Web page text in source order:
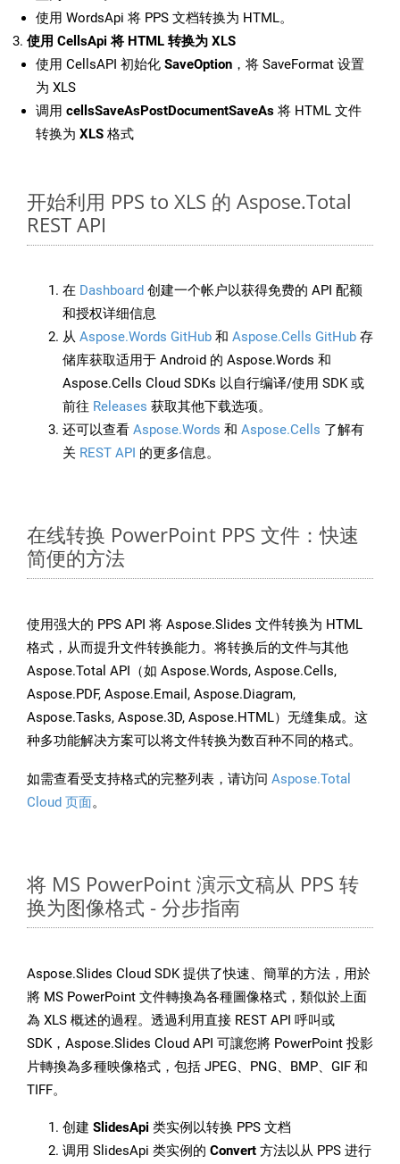
使用 WordsApi 将 PPS 文档转换为 HTML。
使用 CellsApi 将 HTML 转换为 XLS
使用 CellsAPI 初始化 SaveOption ，将 SaveFormat 设置
为 XLS
调用 cellsSaveAsPostDocumentSaveAs 将 HTML 文件
转换为 XLS 格式
开始利用 PPS to XLS 的 Aspose.Total
REST API
在 Dashboard 创建一个帐户以获得免费的 API 配额
和授权详细信息
从 Aspose.Words GitHub 和 Aspose.Cells GitHub 存
储库获取适用于 Android 的 Aspose.Words 和
Aspose.Cells Cloud SDKs 以自行编译/使用 SDK 或
前往 Releases 获取其他下载选项。
还可以查看 Aspose.Words 和 Aspose.Cells 了解有
关 REST API 的更多信息。
在线转换 PowerPoint PPS 文件：快速
简便的方法
使用强大的 PPS API 将 Aspose.Slides 文件转换为 HTML
格式，从而提升文件转换能力。将转换后的文件与其他
Aspose.Total API（如 Aspose.Words, Aspose.Cells,
Aspose.PDF, Aspose.Email, Aspose.Diagram,
Aspose.Tasks, Aspose.3D, Aspose.HTML）无缝集成。这
种多功能解决方案可以将文件转换为数百种不同的格式。
如需查看受支持格式的完整列表，请访问 Aspose.Total
Cloud 页面。
将 MS PowerPoint 演示文稿从 PPS 转
换为图像格式 - 分步指南
Aspose.Slides Cloud SDK 提供了快速、簡單的方法，用於
將 MS PowerPoint 文件轉換為各種圖像格式，類似於上面
為 XLS 概述的過程。透過利用直接 REST API 呼叫或
SDK，Aspose.Slides Cloud API 可讓您將 PowerPoint 投影
片轉換為多種映像格式，包括 JPEG、PNG、BMP、GIF 和
TIFF。
创建 SlidesApi 类实例以转换 PPS 文档
调用 SlidesApi 类实例的 Convert 方法以从 PPS 进行